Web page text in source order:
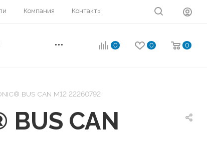
Компания Контакты
0 0 0
BUS CAN M12 22260792
CAN